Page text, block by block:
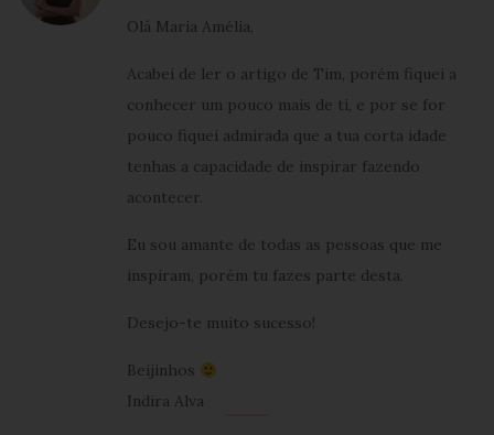
Olá Maria Amélia,
Acabei de ler o artigo de Tim, porém fiquei a
conhecer um pouco mais de ti, e por se for
pouco fiquei admirada que a tua corta idade
tenhas a capacidade de inspirar fazendo
acontecer.
Eu sou amante de todas as pessoas que me
inspiram, porém tu fazes parte desta.
Desejo-te muito sucesso!
Beijinhos
Indira Alva